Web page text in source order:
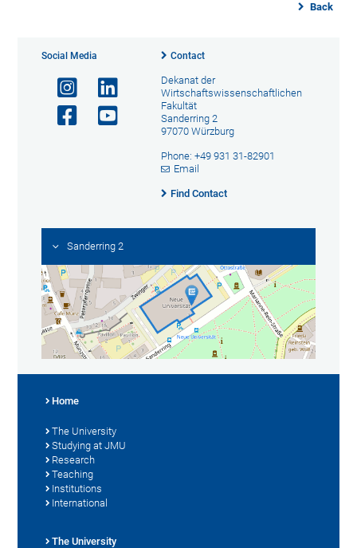
Back
Social Media Contact
Dekanat der
Wirtschaftswissenschaftlichen
Fakultät
Sanderring 2
97070 Würzburg
Phone: +49 931 31-82901
Email
Find Contact
Sanderring 2
Home
The University
Studying at JMU
Research
Teaching
Institutions
International
The University